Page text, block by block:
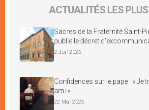
ACTUALITÉS LES
Sacres de la Fraternité Saint-
publie le décret
2 Juil 2026
Confidences sur le pape : « Je
ami »
22 Mai 2026